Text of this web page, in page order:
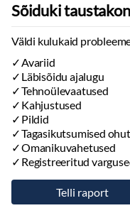
Sõiduki
Väldi kulukaid
Avariid
Läbisõidu ajalugu
Tehnoülevaatused
Kahjustused
Pildid
Tagasikutsumised
Omanikuvahetused
Registreeritud